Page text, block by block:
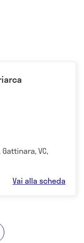
VC,
Vai alla scheda